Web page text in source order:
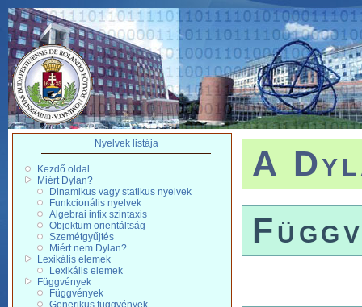
Nyelvek listája
Kezdő oldal
Miért Dylan?
Dinamikus vagy statikus nyelvek
Funkcionális nyelvek
Algebrai infix szintaxis
Objektum orientáltság
Szemétgyűjtés
Miért nem Dylan?
Lexikális elemek
Lexikális elemek
Függvények
Függvények
Generikus függvények
A